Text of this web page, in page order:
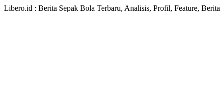
Libero.id : Berita Sepak Bola Terbaru, Analisis, Profil, Feature,